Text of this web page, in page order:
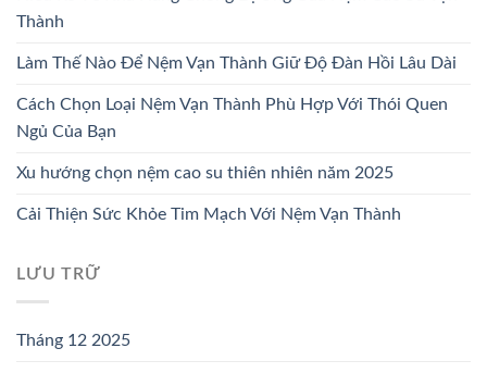
Thành
Làm Thế Nào Để Nệm Vạn Thành Giữ Độ Đàn Hồi Lâu Dài
Cách Chọn Loại Nệm Vạn Thành Phù Hợp Với Thói Quen
Ngủ Của Bạn
Xu hướng chọn nệm cao su thiên nhiên năm 2025
Cải Thiện Sức Khỏe Tim Mạch Với Nệm Vạn Thành
LƯU TRỮ
Tháng 12 2025